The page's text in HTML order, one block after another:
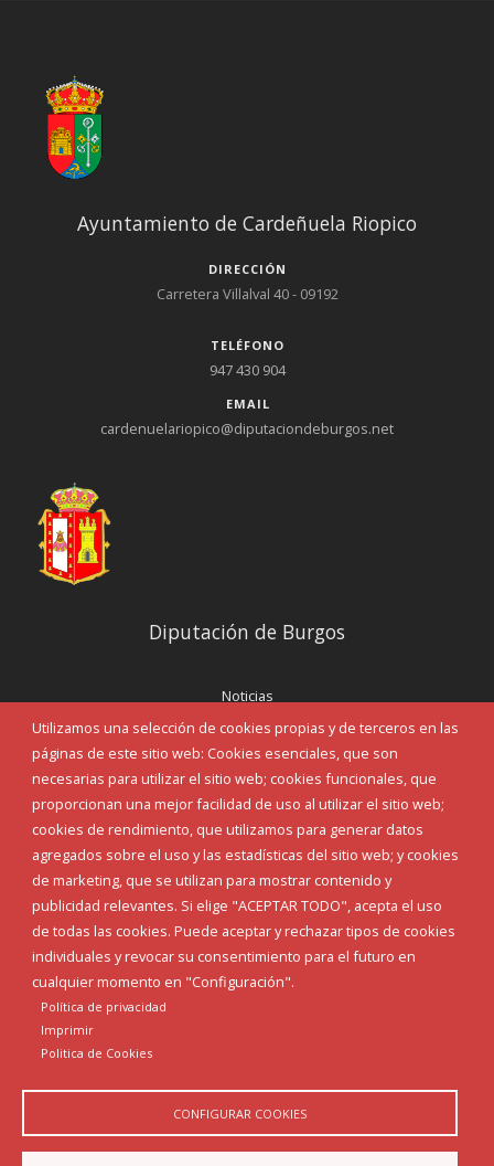
Utilizamos una selección de cookies propias y de terceros en las
páginas de este sitio web: Cookies esenciales, que son
necesarias para utilizar el sitio web; cookies funcionales, que
proporcionan una mejor facilidad de uso al utilizar el sitio web;
cookies de rendimiento, que utilizamos para generar datos
agregados sobre el uso y las estadísticas del sitio web; y cookies
de marketing, que se utilizan para mostrar contenido y
publicidad relevantes. Si elige "ACEPTAR TODO", acepta el uso
de todas las cookies. Puede aceptar y rechazar tipos de cookies
individuales y revocar su consentimiento para el futuro en
cualquier momento en "Configuración".
Política de privacidad
Imprimir
Politica de Cookies
CONFIGURAR COOKIES
Ayuntamiento de Cardeñuela Riopico
DIRECCIÓN
Carretera Villalval 40 - 09192
TELÉFONO
947 430 904
EMAIL
cardenuelariopico@diputaciondeburgos.net
Diputación de Burgos
Noticias
Eventos
Corporación Municipal
Teléfonos de interés
INICIAR SESIÓN
MAPA WEB